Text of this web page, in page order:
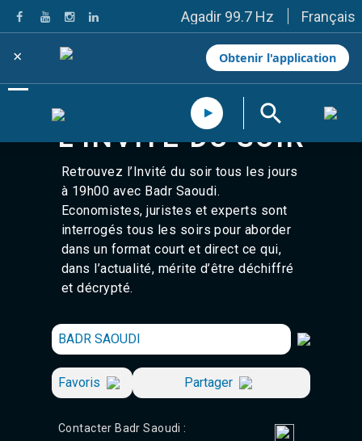
Agadir 99.7 Hz
Tanger 103.3 Hz
Tétouan 87.8 Hz
Fès 98.8 Hz
Meknès 97.2 Hz
El Jadida 97.3
Settat 104,6
Essaouira 96.6
Safi 92.3
Taza 103.0
Taounate 95.6
Tiznit 103.1
SkhourRhamna 92.2
Taroudant 104.9
Guelmim 91.9
Casablanca 92.5 Hz
Marrakech 90.5 Hz
Agadir 99.7 Hz
Tanger 103.3 Hz
Français
× Obtenir l'application
L'INVITÉ DU SOIR
Retrouvez l’Invité du soir tous les jours
à 19h00 avec Badr Saoudi.
Economistes, juristes et experts sont
interrogés tous les soirs pour aborder
dans un format court et direct ce qui,
dans l’actualité, mérite d’être déchiffré
et décrypté.
BADR SAOUDI
Favoris Partager
Contacter Badr Saoudi :